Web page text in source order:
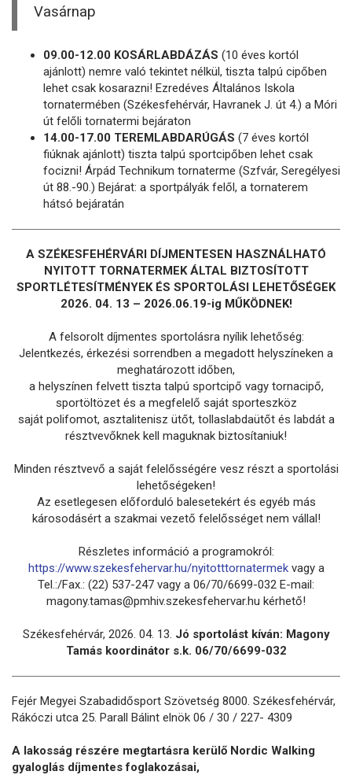
Vasárnap
09.00-12.00 KOSÁRLABDÁZÁS (10 éves kortól
ajánlott) nemre való tekintet nélkül, tiszta talpú cipőben
lehet csak kosarazni! Ezredéves Általános Iskola
tornatermében (Székesfehérvár, Havranek J. út 4.) a Móri
út felőli tornatermi bejáraton
14.00-17.00 TEREMLABDARÚGÁS (7 éves kortól
fiúknak ajánlott) tiszta talpú sportcipőben lehet csak
focizni! Árpád Technikum tornaterme (Szfvár, Seregélyesi
út 88.-90.) Bejárat: a sportpályák felől, a tornaterem
hátsó bejáratán
A SZÉKESFEHÉRVÁRI DÍJMENTESEN HASZNÁLHATÓ
NYITOTT TORNATERMEK ÁLTAL BIZTOSÍTOTT
SPORTLÉTESÍTMÉNYEK ÉS SPORTOLÁSI LEHETŐSÉGEK
2026. 04. 13 – 2026.06.19-ig MŰKÖDNEK!
A felsorolt díjmentes sportolásra nyílik lehetőség:
Jelentkezés, érkezési sorrendben a megadott helyszíneken a
meghatározott időben,
a helyszínen felvett tiszta talpú sportcipő vagy tornacipő,
sportöltözet és a megfelelő saját sporteszköz
saját polifomot, asztalitenisz ütőt, tollaslabdaütőt és labdát a
résztvevőknek kell maguknak biztosítaniuk!
Minden résztvevő a saját felelősségére vesz részt a sportolási
lehetőségeken!
Az esetlegesen előforduló balesetekért és egyéb más
károsodásért a szakmai vezető felelősséget nem vállal!
Részletes információ a programokról:
https://www.szekesfehervar.hu/nyitotttornatermekvagy a
Tel.:/Fax.: (22) 537-247 vagy a 06/70/6699-032 E-mail:
magony.tamas@pmhiv.szekesfehervar.hu kérhető!
Székesfehérvár, 2026. 04. 13. Jó sportolást kíván: Magony
Tamás koordinátor s.k. 06/70/6699-032
Fejér Megyei Szabadidősport Szövetség 8000. Székesfehérvár,
Rákóczi utca 25. Parall Bálint elnök 06 / 30 / 227- 4309
A lakosság részére megtartásra kerülő Nordic Walking
gyaloglás díjmentes foglakozásai,